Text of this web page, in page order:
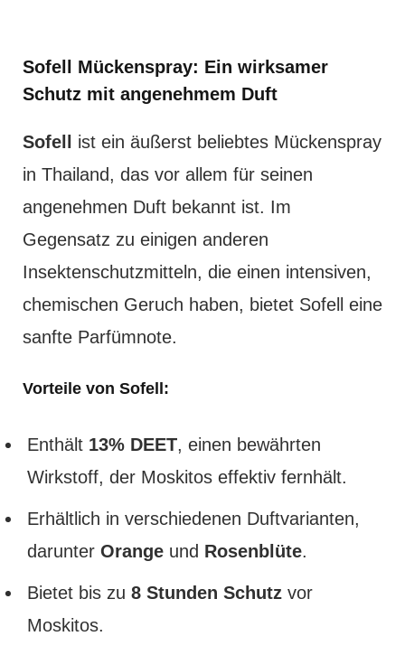
Sofell Mückenspray: Ein wirksamer
Schutz mit angenehmem Duft
Sofell
ist ein äußerst beliebtes Mückenspray
in Thailand, das vor allem für seinen
angenehmen Duft bekannt ist. Im
Gegensatz zu einigen anderen
Insektenschutzmitteln, die einen intensiven,
chemischen Geruch haben, bietet Sofell eine
sanfte Parfümnote.
Vorteile von Sofell:
Enthält 13% DEET, einen bewährten
Wirkstoff, der Moskitos effektiv fernhält.
Erhältlich in verschiedenen Duftvarianten,
darunter Orange und Rosenblüte.
Bietet bis zu 8 Stunden Schutz vor
Moskitos.